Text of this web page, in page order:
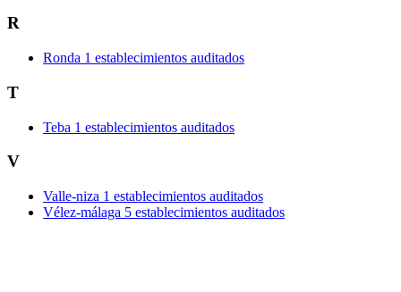
R
Ronda 1 establecimientos auditados
T
Teba 1 establecimientos auditados
V
Valle-niza 1 establecimientos auditados
Vélez-málaga 5 establecimientos auditados